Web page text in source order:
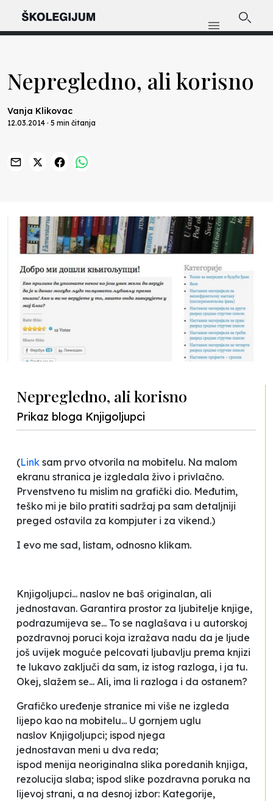
Nepregledno, ali korisno
Vanja Klikovac
12.03.2014 · 5 min čitanja
Nepregledno, ali korisno
Prikaz bloga Knjigoljupci
(Link sam prvo otvorila na mobitelu. Na malom
ekranu stranica je izgledala živo i privlačno.
Prvenstveno tu mislim na grafički dio. Međutim,
teško mi je bilo pratiti sadržaj pa sam detaljniji
preged ostavila za kompjuter i za vikend.)
I evo me sad, listam, odnosno klikam.
Knjigoljupci... naslov ne baš originalan, ali
jednostavan. Garantira prostor za ljubitelje knjige,
podrazumijeva se... To se naglašava i u autorskoj
pozdravnoj poruci koja izražava nadu da je ljude
još uvijek moguće pelcovati ljubavlju prema knjizi
te lukavo zaključi da sam, iz istog razloga, i ja tu.
Okej, slažem se... Ali, ima li razloga i da ostanem?
Grafičko uređenje stranice mi više ne izgleda
lijepo kao na mobitelu... U gornjem uglu
naslov Knjigoljupci; ispod njega
jednostavan meni u dva reda;
ispod menija neoriginalna slika poredanih knjiga,
rezolucija slaba; ispod slike pozdravna poruka na
lijevoj strani, a na desnoj izbor: Kategorije,